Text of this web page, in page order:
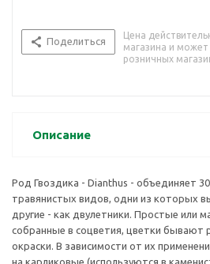
Поделиться
Цена
магазина и может
розничных
Описание
Род Гвоздика - Dianthus - объединяет
травянистых видов, одни из которых
другие - как двулетники. Простые или
собранные в соцветия, цветки бывают
окраски. В зависимости от их
на карликовые (используются в